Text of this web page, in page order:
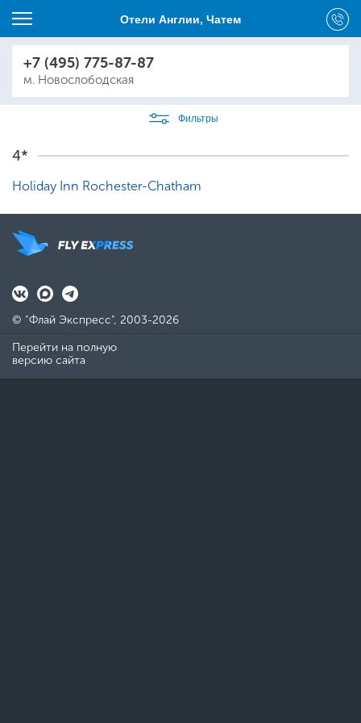
Отели Англии, Чатем
+7 (495) 775-87-87
м. Новослободская
Фильтры
4*
Holiday Inn Rochester-Chatham
© "Флай Экспресс", 2003-2026
Перейти на полную
версию сайта